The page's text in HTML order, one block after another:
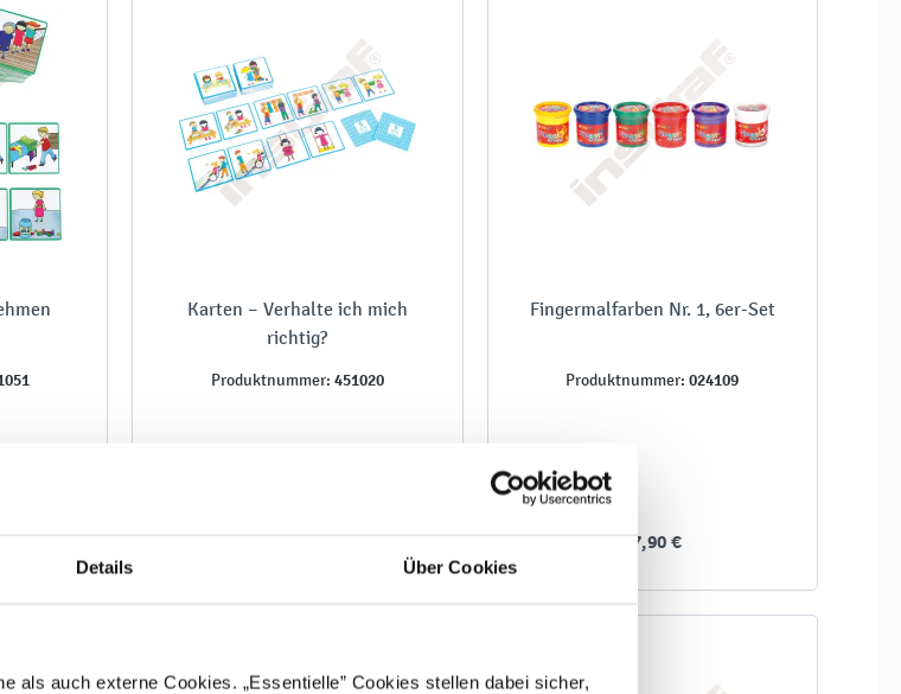
Details Über Cookies
als auch externe Cookies. „Essentielle” Cookies stellen dabei sicher,
Karten – Verhalte ich mich
richtig?
Produktnummer: 451020
23,90 €
Fingermalfarben Nr. 1, 6er-Set
Produktnummer: 024109
17,90 €